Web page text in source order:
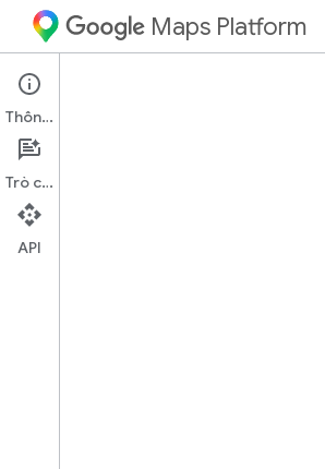
Maps Platform
Web Services
Hướng dẫn
Thông tin
Trò chuyện
API